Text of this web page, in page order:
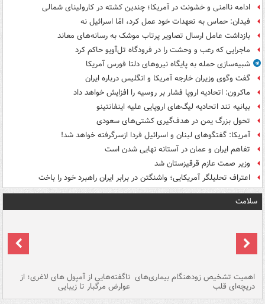
ادامه ناامنی و خشونت در آمریکا؛ چندین کشته در کارولینای شمالی
فیدان: حماس به تعهدات خود عمل کرد، امّا اسرائیل نه
بازداشت عامل ارسال تصاویر پرتاب موشک به رسانه‌های معاند
ماجرایی که رعب و وحشت را در فرودگاه تل‌آویو حاکم کرد
شبیه‌سازی حمله به پایگاه نیروهای دلتا فورس آمریکا
گفت وگوی وزیران خارجه آمریکا و انگلیس درباره ایران
ماکرون: اتحادیه اروپا فشار بر روسیه را افزایش خواهد داد
بیانیه تند اتحادیه لیگ‌های اروپایی علیه اینفانتینو
تحول بزرگ یمن در هدف‌گیری کشتی‌های سعودی
آمریکا: گفتگوهای لبنان و اسرائیل فردا ازسرگرفته خواهد شد!
تفاهم ایران و عمان در آستانه نهایی شدن است
وزیر صمت عازم قرقیزستان شد
اعتراف تحلیلگر آمریکایی؛ واشنگتن در برابر ایران راهبرد خود را باخت
سلامت
اهمیت تشخیص زودهنگام بیماری‌های
دریچه‌ای قلب
ناگفته‌هایی از آمپول های لاغری؛ از
عوارض مرگبار تا زیبایی